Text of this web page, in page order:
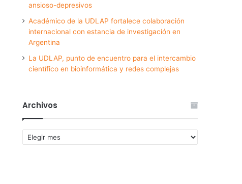
ansioso-depresivos
Académico de la UDLAP fortalece colaboración
internacional con estancia de investigación en
Argentina
La UDLAP, punto de encuentro para el intercambio
científico en bioinformática y redes complejas
Archivos
Archivos